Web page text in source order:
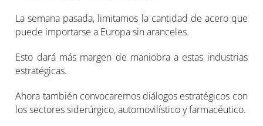
La semana pasada, limitamos la cantidad de acero que
puede importarse a Europa sin aranceles.
Esto dará más margen de maniobra a estas industrias
estratégicas.
Ahora también convocaremos diálogos estratégicos con
los sectores siderúrgico, automovilístico y farmacéutico.